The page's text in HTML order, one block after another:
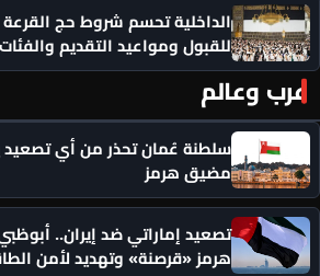
للقبول ومواعيد التقديم
عرب وعالم
سلطنة عُمان تحذر من أي
مضيق هرمز
تصعيد إماراتي ضد إيران..
هرمز «قرصنة» وتهديد لأمن